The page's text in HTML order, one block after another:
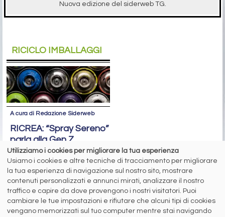
Nuova edizione del siderweb TG.
RICICLO IMBALLAGGI
A cura di Redazione Siderweb
RICREA: “Spray Sereno”
parla alla Gen Z
Oltre 6 milioni di contatti raggiunti
sui social network per la campagna
sul riciclo degli aerosol
siderweb
Utilizziamo i cookies per migliorare la tua esperienza
Usiamo i cookies e altre tecniche di tracciamento per migliorare
la tua esperienza di navigazione sul nostro sito, mostrare
contenuti personalizzati e annunci mirati, analizzare il nostro
traffico e capire da dove provengono i nostri visitatori. Puoi
cambiare le tue impostazioni e rifiutare che alcuni tipi di cookies
vengano memorizzati sul tuo computer mentre stai navigando